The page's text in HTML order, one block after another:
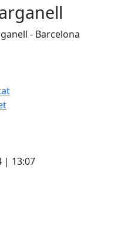
- Barcelona
| 13:07